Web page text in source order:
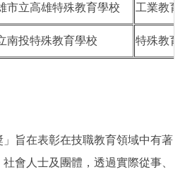
市立高雄特殊教育學校 工業教育
南投特殊教育學校 特殊教育
旨在表彰在技職教育領域中有著
會人士及團體，透過實際從事、